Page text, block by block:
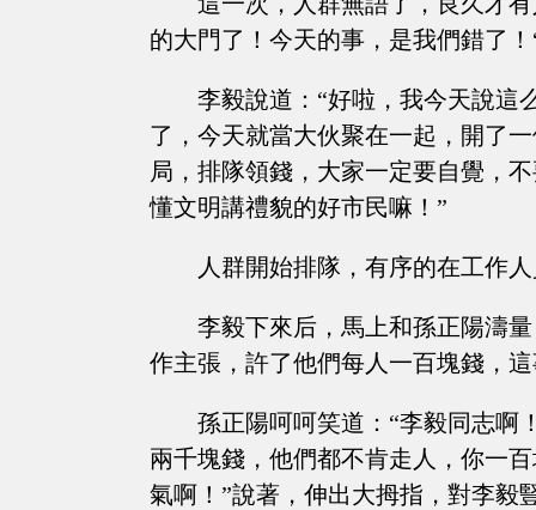
的大門了！今天的事，是我們錯了！
李毅說道：“好啦，我今天說這
了，今天就當大伙聚在一起，開了
局，排隊領錢，大家一定要自覺，
懂文明講禮貌的好市民嘛！”
人群開始排隊，有序的在工作
李毅下來后，馬上和孫正陽濤
作主張，許了他們每人一百塊錢，
孫正陽呵呵笑道：“李毅同志啊
兩千塊錢，他們都不肯走人，你一
氣啊！”說著，伸出大拇指，對李毅